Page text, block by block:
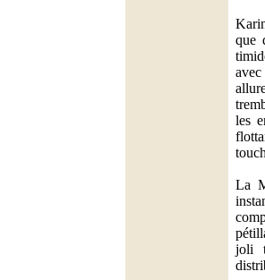
que
les
La
joli